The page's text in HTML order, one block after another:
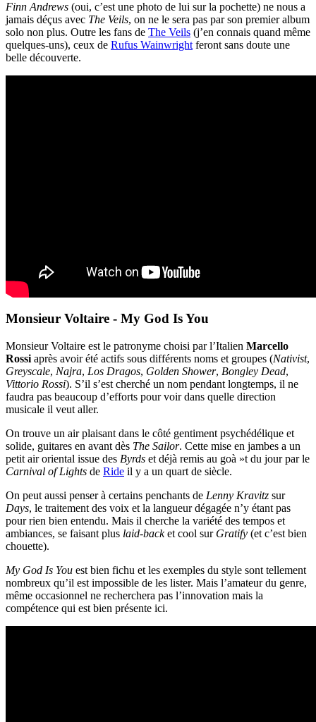
Finn Andrews (oui, c’est une photo de lui sur la pochette) ne nous a
jamais déçus avec The Veils, on ne le sera pas par son premier album
solo non plus. Outre les fans de The Veils (j’en connais quand même
quelques-uns), ceux de Rufus Wainwright feront sans doute une
belle découverte.
Monsieur Voltaire - My God Is You
Monsieur Voltaire est le patronyme choisi par l’Italien Marcello
Rossi après avoir été actifs sous différents noms et groupes (Nativist,
Greyscale, Najra, Los Dragos, Golden Shower, Bongley Dead,
Vittorio Rossi). S’il s’est cherché un nom pendant longtemps, il ne
faudra pas beaucoup d’efforts pour voir dans quelle direction
musicale il veut aller.
On trouve un air plaisant dans le côté gentiment psychédélique et
solide, guitares en avant dès The Sailor. Cette mise en jambes a un
petit air oriental issue des Byrds et déjà remis au goà »t du jour par le
Carnival of Lights de Ride il y a un quart de siècle.
On peut aussi penser à certains penchants de Lenny Kravitz sur
Days, le traitement des voix et la langueur dégagée n’y étant pas
pour rien bien entendu. Mais il cherche la variété des tempos et
ambiances, se faisant plus laid-backet cool sur Gratify (et c’est bien
chouette).
My God Is You est bien fichu et les exemples du style sont tellement
nombreux qu’il est impossible de les lister. Mais l’amateur du genre,
même occasionnel ne recherchera pas l’innovation mais la
compétence qui est bien présente ici.